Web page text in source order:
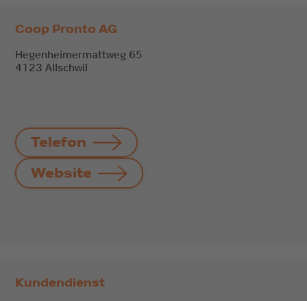
Coop Pronto AG
Hegenheimermattweg 65
4123 Allschwil
Telefon
Website
Kundendienst